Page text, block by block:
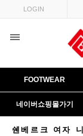
LOGIN
FOOTWEAR
네이버쇼핑몰가기
쉔베르크 여자